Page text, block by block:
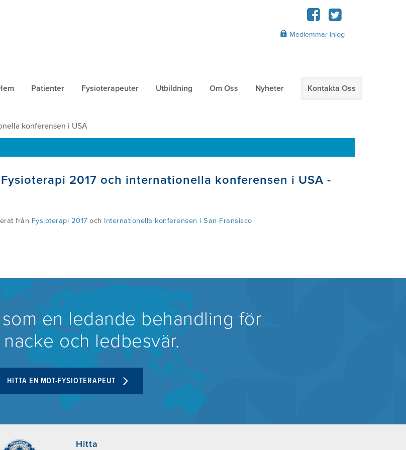
Patienter Fysioterapeuter Utbildning Om Oss Nyheter Kontakta Oss
Medlemmar inlog
konferensen i USA
2017 och internationella konferensen i USA -
från Fysioterapi 2017 och Internationella konferensen i San Fransisco
en ledande behandling för
och ledbesvär.
HITTA EN MDT-FYSIOTERAPEUT
Hitta